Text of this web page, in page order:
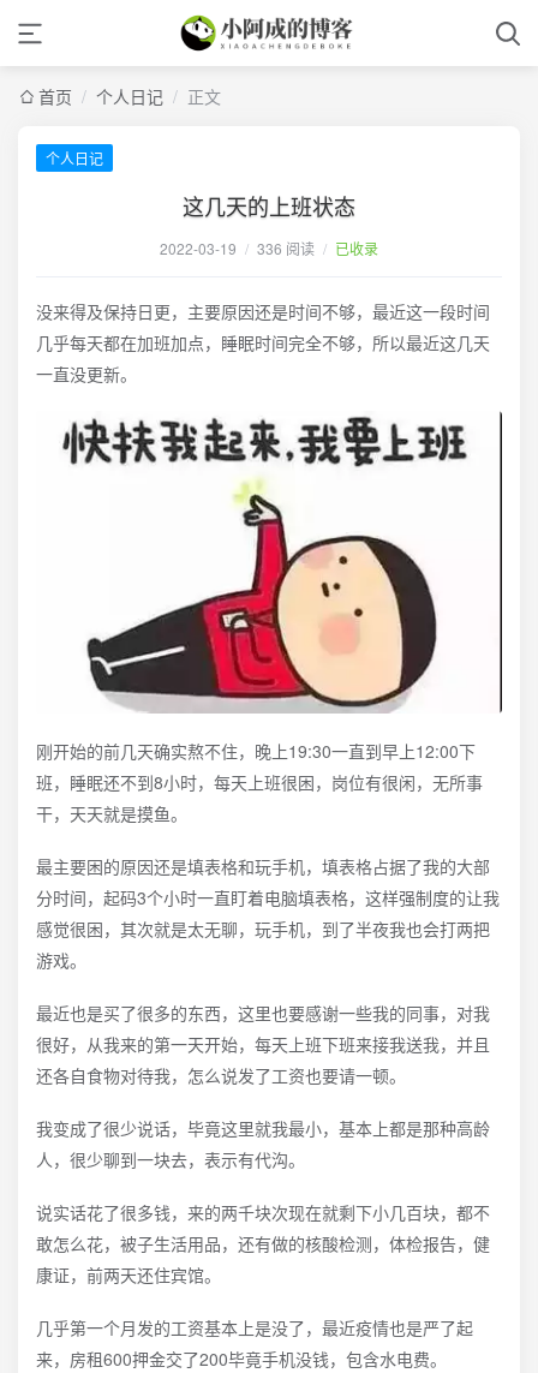
首页 / 个人日记 / 正文
个人日记
这几天的上班状态
2022-03-19 / 336 阅读 / 已收录
没来得及保持日更，主要原因还是时间不够，最近这一段时间
几乎每天都在加班加点，睡眠时间完全不够，所以最近这几天
一直没更新。
刚开始的前几天确实熬不住，晚上19:30一直到早上12:00下
班，睡眠还不到8小时，每天上班很困，岗位有很闲，无所事
干，天天就是摸鱼。
最主要困的原因还是填表格和玩手机，填表格占据了我的大部
分时间，起码3个小时一直盯着电脑填表格，这样强制度的让我
感觉很困，其次就是太无聊，玩手机，到了半夜我也会打两把
游戏。
最近也是买了很多的东西，这里也要感谢一些我的同事，对我
很好，从我来的第一天开始，每天上班下班来接我送我，并且
还各自食物对待我，怎么说发了工资也要请一顿。
我变成了很少说话，毕竟这里就我最小，基本上都是那种高龄
人，很少聊到一块去，表示有代沟。
说实话花了很多钱，来的两千块次现在就剩下小几百块，都不
敢怎么花，被子生活用品，还有做的核酸检测，体检报告，健
康证，前两天还住宾馆。
几乎第一个月发的工资基本上是没了，最近疫情也是严了起
来，房租600押金交了200毕竟手机没钱，包含水电费。